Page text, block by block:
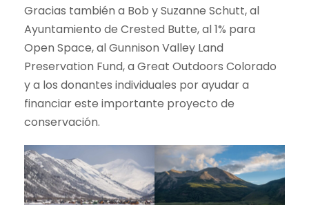
Gracias también a Bob y Suzanne Schutt, al
Ayuntamiento de Crested Butte, al 1% para
Open Space, al Gunnison Valley Land
Preservation Fund, a Great Outdoors Colorado
y a los donantes individuales por ayudar a
financiar este importante proyecto de
conservación.